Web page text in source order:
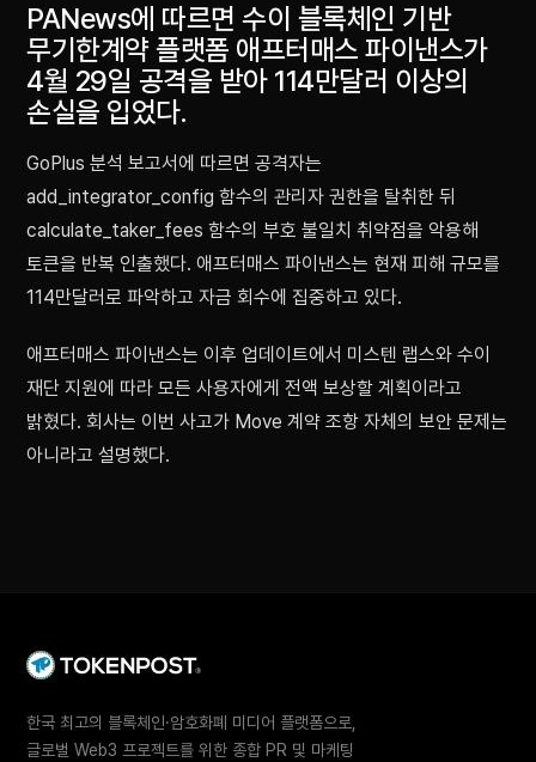
PANews에 따르면 수이 블록체인 기반
무기한계약 플랫폼 애프터매스 파이낸스가
4월 29일 공격을 받아 114만달러 이상의
손실을 입었다.
GoPlus 분석 보고서에 따르면 공격자는
add_integrator_config 함수의 관리자 권한을 탈취한 뒤
calculate_taker_fees 함수의 부호 불일치 취약점을 악용해
토큰을 반복 인출했다. 애프터매스 파이낸스는 현재 피해 규모를
114만달러로 파악하고 자금 회수에 집중하고 있다.
애프터매스 파이낸스는 이후 업데이트에서 미스텐 랩스와 수이
재단 지원에 따라 모든 사용자에게 전액 보상할 계획이라고
밝혔다. 회사는 이번 사고가 Move 계약 조항 자체의 보안 문제는
아니라고 설명했다.
한국 최고의 블록체인·암호화폐 미디어 플랫폼으로,
글로벌 Web3 프로젝트를 위한 종합 PR 및 마케팅